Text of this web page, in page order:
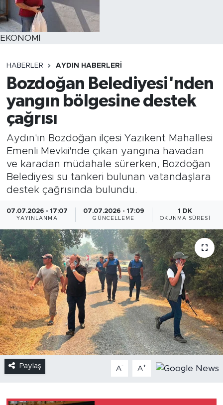
EKONOMİ
HABERLER AYDIN HABERLERI
Bozdoğan Belediyesi'nden
yangın bölgesine destek
çağrısı
Aydın'ın Bozdoğan ilçesi Yazıkent Mahallesi
Emenli Mevkii'nde çıkan yangına havadan
ve karadan müdahale sürerken, Bozdoğan
Belediyesi su tankeri bulunan vatandaşlara
destek çağrısında bulundu.
07.07.2026 - 17:07
YAYINLANMA
07.07.2026 - 17:09
GÜNCELLEME
1 DK
OKUNMA SÜRESI
Paylaş A- A+